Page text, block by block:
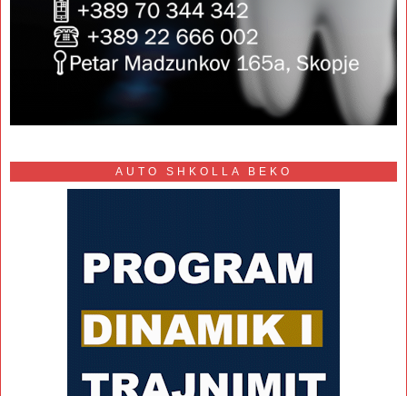
AUTO SHKOLLA BEKO